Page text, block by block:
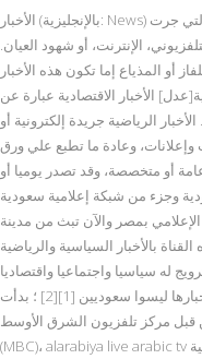
الأخبار (بالإنجليزية: News) هي عبارة عن معلومات عن الأحداث الجارية أو التي جرت
الإنترنت، أو شهود العيان.
أو المذياع إما تكون هذه الأخبار
الأخبار الاقتصادية عبارة عن
الرياضية جريدة إلكترونية أو
وعادة ما تطبع علي ورق
أو متخصصة، وقد تصدر يوميا أو
وجزء من شبكة إعلامية سعودية
بمصر والآن تبث من مدينة
بالأخبار السياسية والرياضية
له سياسيا واجتماعيا واقتصاديا
رغم أن غالب مذيعي القناة والعاملين على كتابة أخبارها ليسوا سعوديين [1][2] ؛ بدأت
تأسست من قبل مركز تلفزيون الشرق الأوسط
(MBC)، alarabiya live arabic tv مجموعة الحريري، ومستثمرين من عدة دول عربية